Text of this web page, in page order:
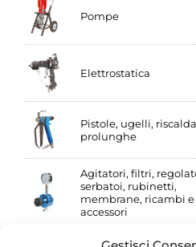
Pompe
Elettrostatica
Pistole, ugelli,
prolunghe
Agitatori, filtri,
serbatoi, rubinetti,
membrane, ricambi e
accessori